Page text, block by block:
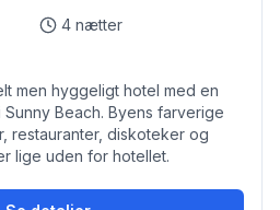
4 nætter
men hyggeligt hotel med en
Beach. Byens farverige
restauranter, diskoteker og
lige uden for hotellet.